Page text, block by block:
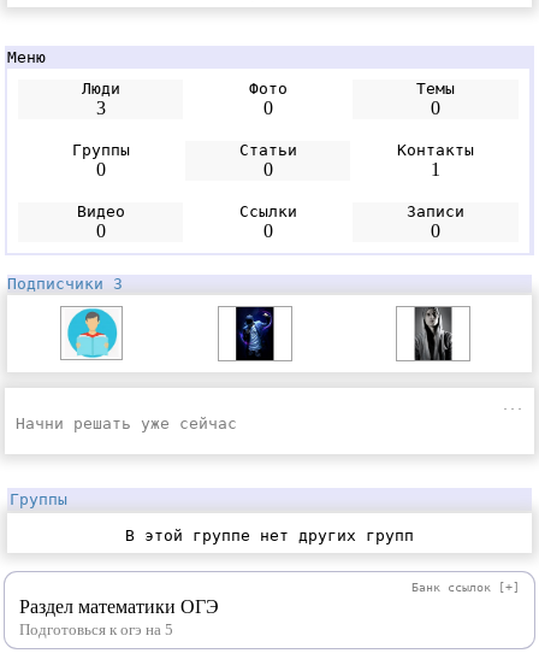
Меню
Люди
3
Фото
0
Темы
0
Группы
0
Статьи
0
Контакты
1
Видео
0
Ссылки
0
Записи
0
Подписчики 3
Начни решать уже сейчас
Группы
В этой группе нет других групп
Банк ссылок [+]
Раздел математики ОГЭ
Подготовься к огэ на 5